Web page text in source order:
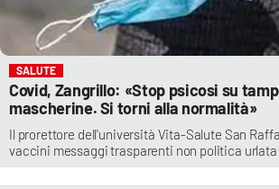
SALUTE
Covid, Zangrillo: «Stop psicosi su
mascherine. Si torni alla normalità»
Il prorettore dell'università Vita-Salute San
vaccini messaggi trasparenti non politica